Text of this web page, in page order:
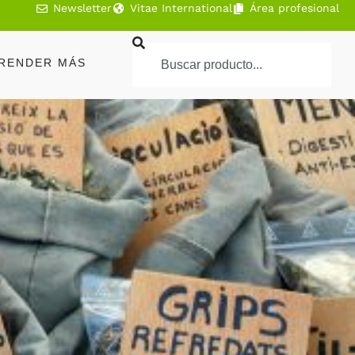
Newsletter Vitae International Área profesional
MÁS